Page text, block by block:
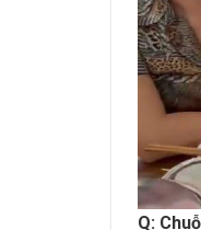
Q: